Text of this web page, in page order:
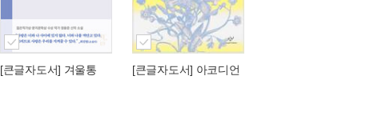
[큰글자도서] 겨울통 [큰글자도서] 아코디언